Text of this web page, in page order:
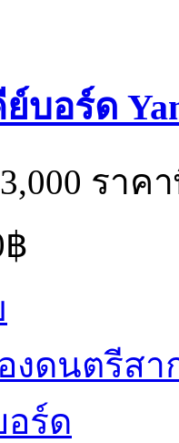
บอร์ด
ราค
฿
งดนตรีสา
ร์ด